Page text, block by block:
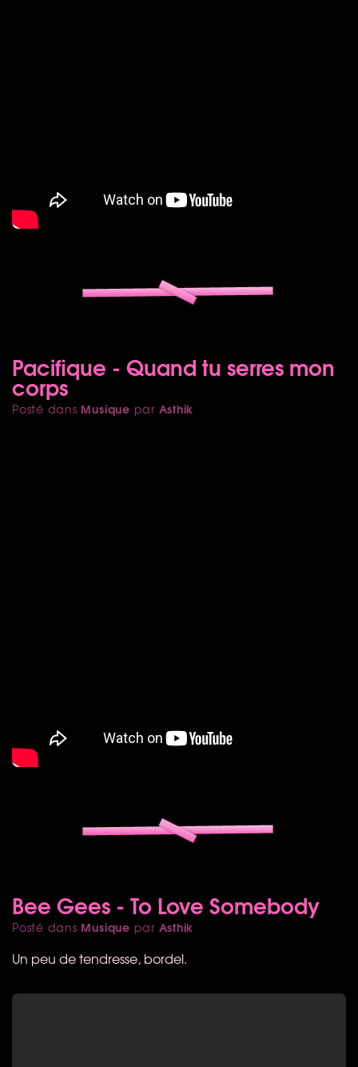
Pacifique - Quand tu serres mon
corps
Posté dans Musique par Asthik
Bee Gees - To Love Somebody
Posté dans Musique par Asthik
Un peu de tendresse, bordel.